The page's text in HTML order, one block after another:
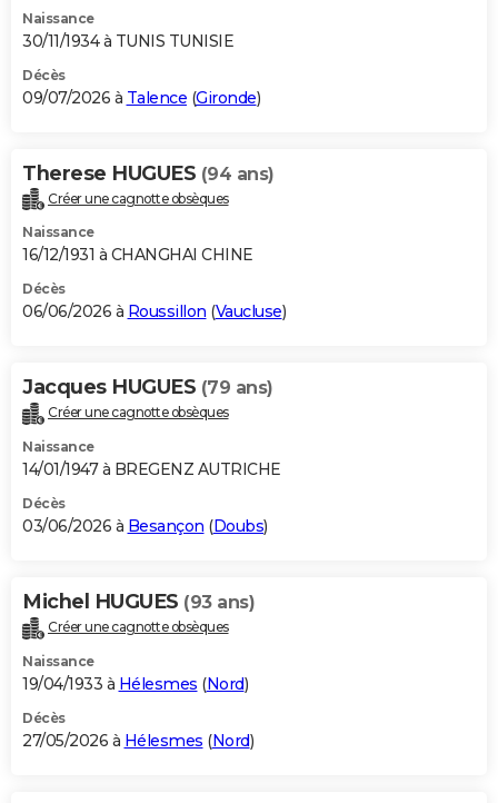
Naissance
30/11/1934 à TUNIS TUNISIE
Décès
09/07/2026 à Talence (Gironde)
Therese HUGUES (94 ans)
Créer une cagnotte obsèques
Naissance
16/12/1931 à CHANGHAI CHINE
Décès
06/06/2026 à Roussillon (Vaucluse)
Jacques HUGUES (79 ans)
Créer une cagnotte obsèques
Naissance
14/01/1947 à BREGENZ AUTRICHE
Décès
03/06/2026 à Besançon (Doubs)
Michel HUGUES (93 ans)
Créer une cagnotte obsèques
Naissance
19/04/1933 à Hélesmes (Nord)
Décès
27/05/2026 à Hélesmes (Nord)